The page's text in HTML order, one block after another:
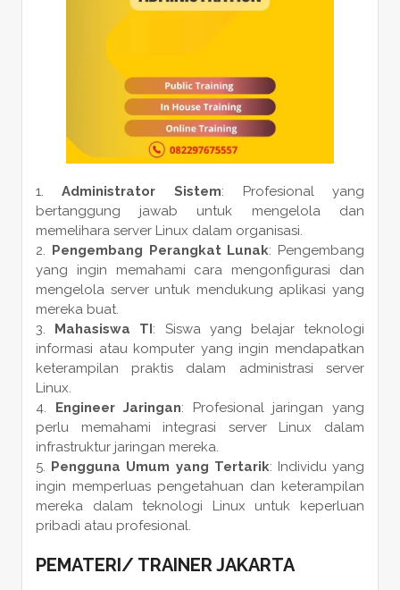
Administrator Sistem: Profesional yang
bertanggung jawab untuk mengelola dan
memelihara server Linux dalam organisasi.
Pengembang Perangkat Lunak: Pengembang
yang ingin memahami cara mengonfigurasi dan
mengelola server untuk mendukung aplikasi yang
mereka buat.
Mahasiswa TI: Siswa yang belajar teknologi
informasi atau komputer yang ingin mendapatkan
keterampilan praktis dalam administrasi server
Linux.
Engineer Jaringan: Profesional jaringan yang
perlu memahami integrasi server Linux dalam
infrastruktur jaringan mereka.
Pengguna Umum yang Tertarik: Individu yang
ingin memperluas pengetahuan dan keterampilan
mereka dalam teknologi Linux untuk keperluan
pribadi atau profesional.
PEMATERI/ TRAINERJAKARTA